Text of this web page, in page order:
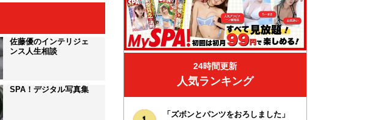
佐藤優のインテリジェ
ンス人生相談
SPA！デジタル写真集
24時間更新
人気ランキング
「ズボンとパンツをおろしました」